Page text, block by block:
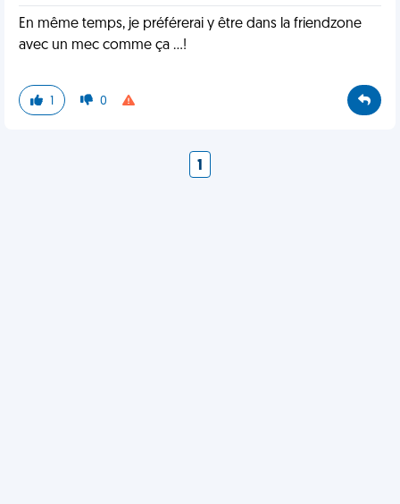
En même temps, je préférerai y être dans la friendzone
avec un mec comme ça ...!
1 0
1